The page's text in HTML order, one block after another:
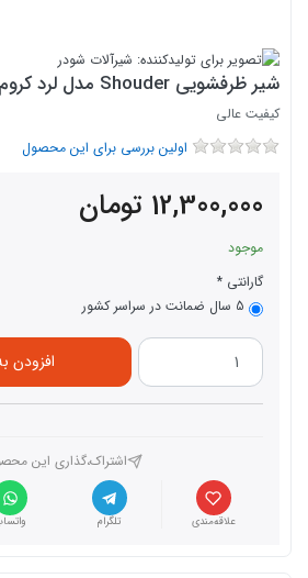
شیر ظرفشویی Shouder مدل لرد کروم
کیفیت عالی
اولین بررسی برای این محصول
12,300,000 تومان
موجود
گارانتی
5 سال ضمانت در سراسر کشور
افزودن
اشتراک،گذاری این
علاقه‌مندی تلگرام